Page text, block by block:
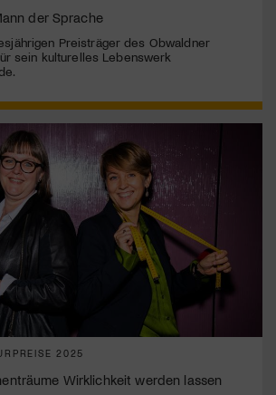
der Sprache
Preisträger des Obwaldner
sein kulturelles Lebenswerk
2025
Wirklichkeit werden lassen